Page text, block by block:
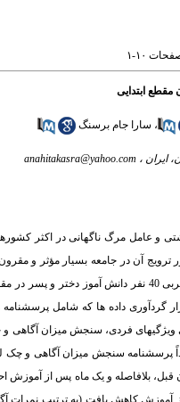
مقطع ابتدایی
، سارا جام برسنگ
ایران ، anahitakasra@yahoo.com
و عامل مرگ ناگهانی در اکثر
آن در جامعه بسیار مؤثر و
گردآوری داده ها که شامل
های ویژگیهای فردی، سنجش میزان